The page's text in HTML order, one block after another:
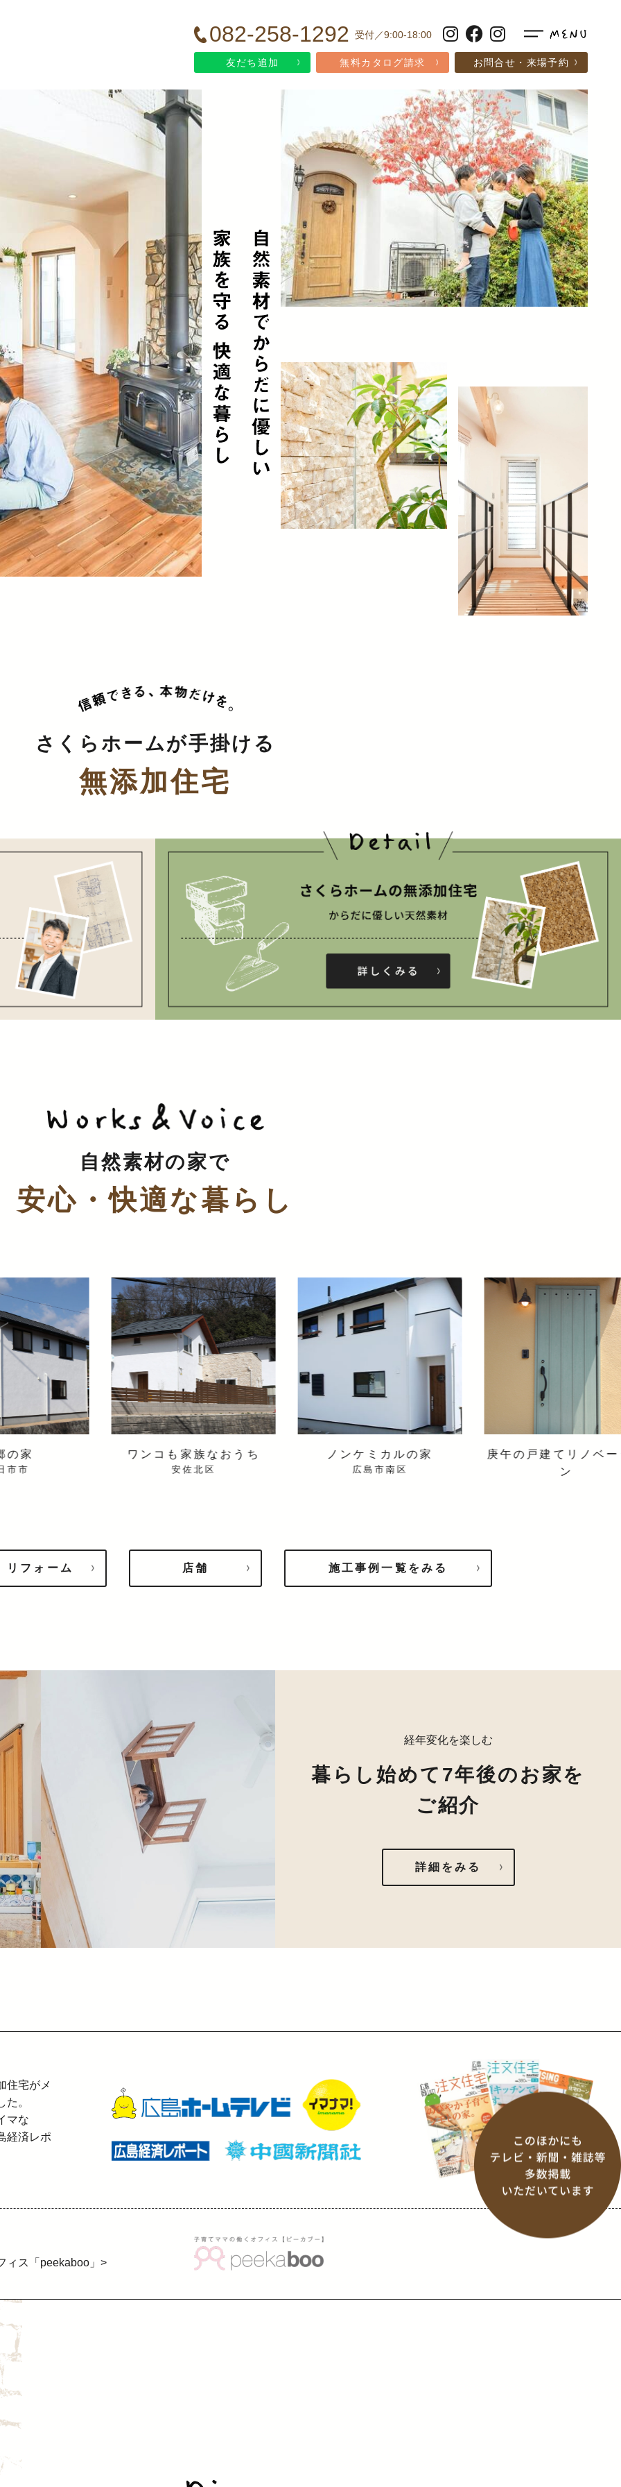
082-258-1292 受付／9:00-18:00
友だち追加 無料カタログ請求 お問合せ・来場予約
さくらホームが手掛ける
無添加住宅
自然素材の家で
安心・快適な暮らし
ンコも家族なおうち ノンケミカルの家
庚午の戸建てリノベーショ
ただ、純粋
リフォーム 店舗 施工事例一覧をみる
経年変化を楽しむ
暮らし始めて7年後のお家を
ご紹介
詳細をみる
住宅がメ
。
マな
経済レポ
ィス「peekaboo」>